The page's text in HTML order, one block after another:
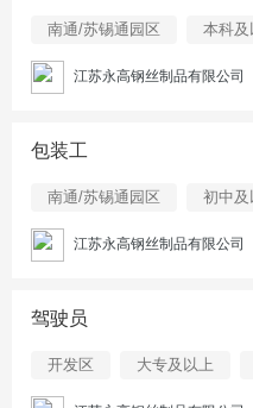
南通/苏锡通园区 本科及
江苏永高钢丝制品有限公司
包装工
南通/苏锡通园区 初中及
江苏永高钢丝制品有限公司
驾驶员
开发区 大专及以上